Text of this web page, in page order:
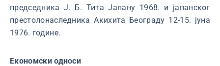
председника Ј. Б. Тита Јапану 1968. и јапанског
престолонаследника Акихита Београду 12-15. јуна
1976. године.
Економски односи